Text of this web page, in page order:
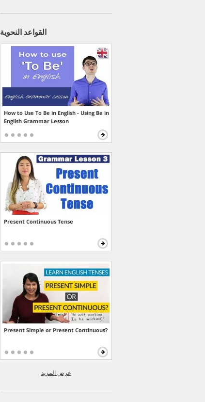
القواعد النحوية
How to Use To Be in English - Using Be in
English Grammar Lesson
Present Continuous Tense
Present Simple or Present Continuous?
عرض المزيد